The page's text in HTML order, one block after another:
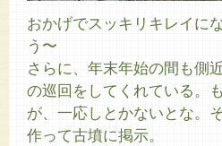
おかげでスッキリキレイに
う〜
さらに、年末年始の間も側
の巡回をしてくれている。
が、一応しとかないとな。
作って古墳に掲示。